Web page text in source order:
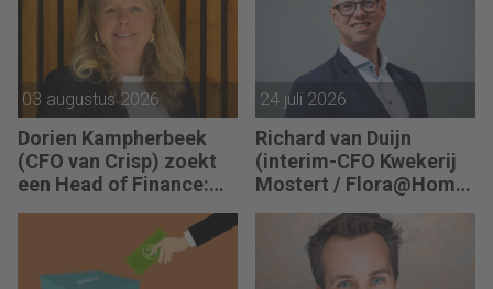
als mensen begrijpen
waarom keuzes nodig
03 augustus 2026
Dorien Kampherbeek
(CFO van Crisp) zoekt
een Head of Finance:
performance driven
24 juli 2026
Richard van Duijn
(interim-CFO Kwekerij
Mostert / Flora@Home)
Manager: “We zitten in
een transitie van
reactief naar proactief.”